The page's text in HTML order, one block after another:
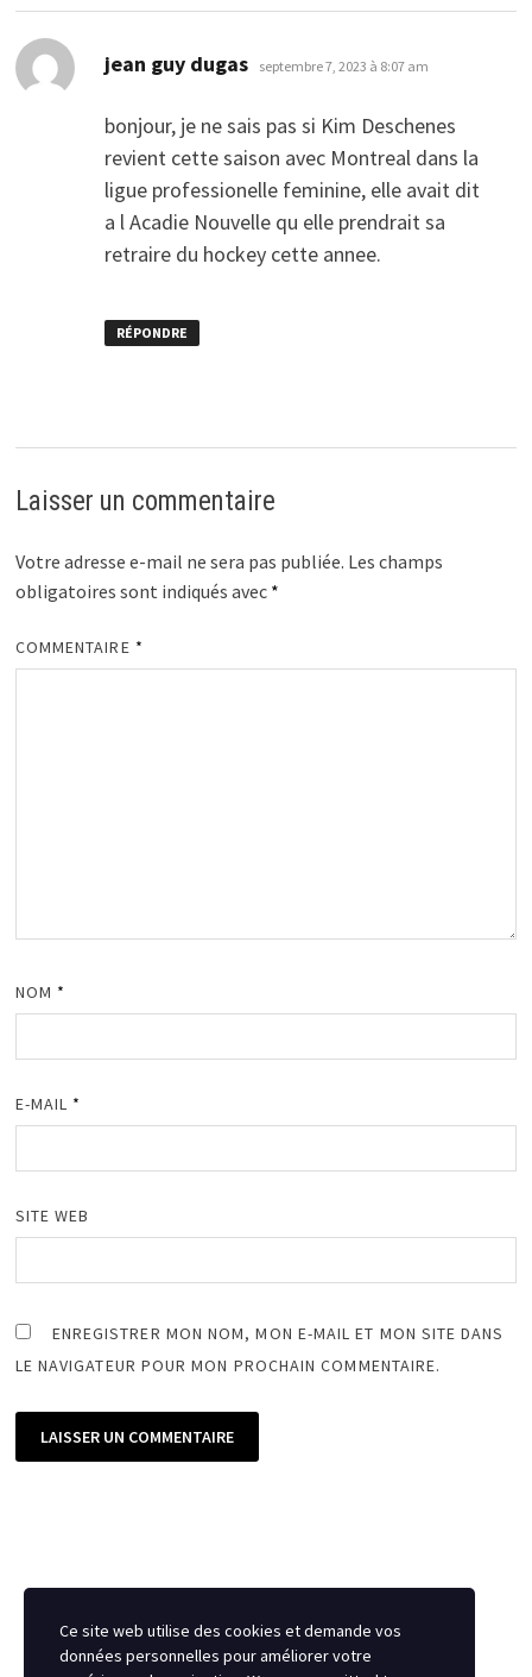
jean guy dugas dit :
septembre 7, 2023 à 8:07 am
bonjour, je ne sais pas si Kim Deschenes
revient cette saison avec Montreal dans la
ligue professionelle feminine, elle avait dit
a l Acadie Nouvelle qu elle prendrait sa
retraire du hockey cette annee.
RÉPONDRE
Laisser un commentaire
Votre adresse e-mail ne sera pas publiée. Les champs
obligatoires sont indiqués avec *
COMMENTAIRE *
NOM *
E-MAIL *
SITE WEB
ENREGISTRER MON NOM, MON E-MAIL ET MON SITE DANS
LE NAVIGATEUR POUR MON PROCHAIN COMMENTAIRE.
Ce site web utilise des cookies et demande vos
données personnelles pour améliorer votre